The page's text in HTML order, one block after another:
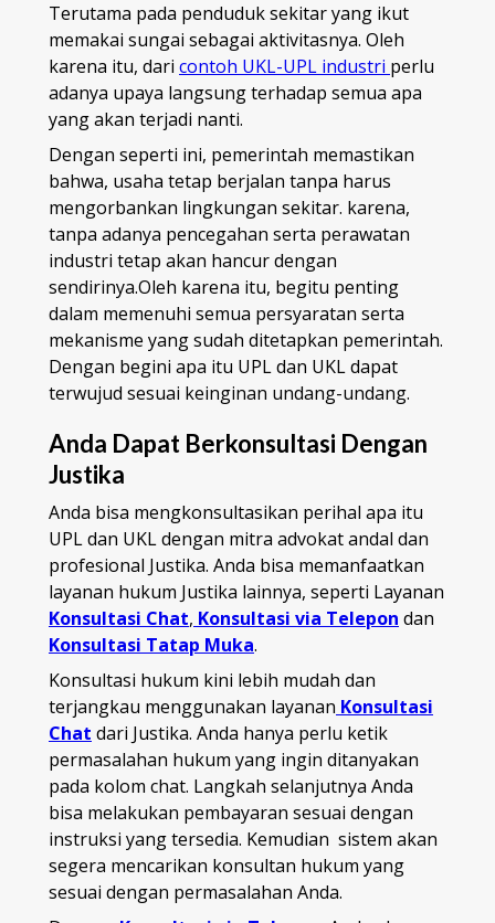
Terutama pada penduduk sekitar yang ikut
memakai sungai sebagai aktivitasnya. Oleh
karena itu, dari contoh UKL-UPL industri perlu
adanya upaya langsung terhadap semua apa
yang akan terjadi nanti.
Dengan seperti ini, pemerintah memastikan
bahwa, usaha tetap berjalan tanpa harus
mengorbankan lingkungan sekitar. karena,
tanpa adanya pencegahan serta perawatan
industri tetap akan hancur dengan
sendirinya.Oleh karena itu, begitu penting
dalam memenuhi semua persyaratan serta
mekanisme yang sudah ditetapkan pemerintah.
Dengan begini apa itu UPL dan UKL dapat
terwujud sesuai keinginan undang-undang.
Anda Dapat Berkonsultasi Dengan
Justika
Anda bisa mengkonsultasikan perihal apa itu
UPL dan UKL dengan mitra advokat andal dan
profesional Justika. Anda bisa memanfaatkan
layanan hukum Justika lainnya, seperti Layanan
Konsultasi Chat, Konsultasi via Telepon dan
Konsultasi Tatap Muka.
Konsultasi hukum kini lebih mudah dan
terjangkau menggunakan layanan Konsultasi
Chat dari Justika. Anda hanya perlu ketik
permasalahan hukum yang ingin ditanyakan
pada kolom chat. Langkah selanjutnya Anda
bisa melakukan pembayaran sesuai dengan
instruksi yang tersedia. Kemudian sistem akan
segera mencarikan konsultan hukum yang
sesuai dengan permasalahan Anda.